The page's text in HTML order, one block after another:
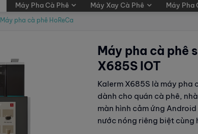
Máy Pha Cà Phê Máy Xay Cà Phê Máy Pha
Máy pha cà phê HoReCa
Máy pha cà phê
X685S IOT
Kalerm X685S là máy pha
dành cho quán cà phê,
màn hình cảm ứng Android
nước nóng riêng biệt cùng